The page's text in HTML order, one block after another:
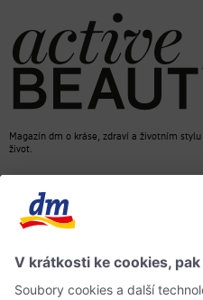
Magazín dm o kráse, zdraví a životním
život.